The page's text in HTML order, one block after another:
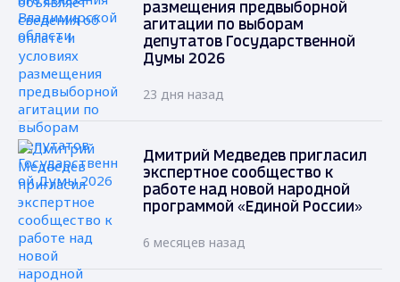
размещения предвыборной
агитации по выборам
депутатов Государственной
Думы 2026
23 дня назад
Дмитрий Медведев пригласил
экспертное сообщество к
работе над новой народной
программой «Единой России»
6 месяцев назад